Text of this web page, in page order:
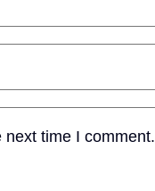
time I comment.